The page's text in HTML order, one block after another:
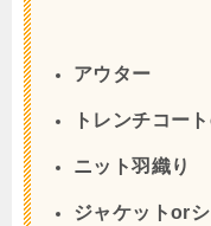
アウター
トレンチコー
ニット羽織り
ジャケットor